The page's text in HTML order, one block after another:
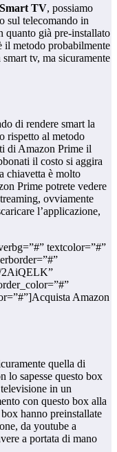
Smart TV, possiamo
sul telecomando in
già pre-installato
il metodo probabilmente
tv, ma sicuramente
di rendere smart la
rispetto al metodo
di Amazon Prime il
il costo si aggira
chiavetta è molto
Prime potrete vedere
ovviamente
l’applicazione,
textcolor=”#”
2AiQELK”
Amazon
quella di
lo sapesse questo box
in un
con questo box alla
hanno preinstallate
da youtube a
a portata di mano